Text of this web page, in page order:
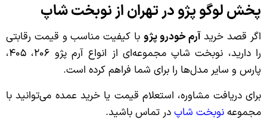
پخش لوگو پژو در تهران از نوبخت شاپ
اگر قصد خرید آرم خودرو پژو با کیفیت مناسب و قیمت رقابتی
را دارید، نوبخت شاپ مجموعه‌ای از انواع آرم پژو ۲۰۶، ۴۰۵،
پارس و سایر مدل‌ها را برای شما فراهم کرده است.
برای دریافت مشاوره، استعلام قیمت یا خرید عمده می‌توانید با
مجموعهنوبخت شاپدر تماس باشید.